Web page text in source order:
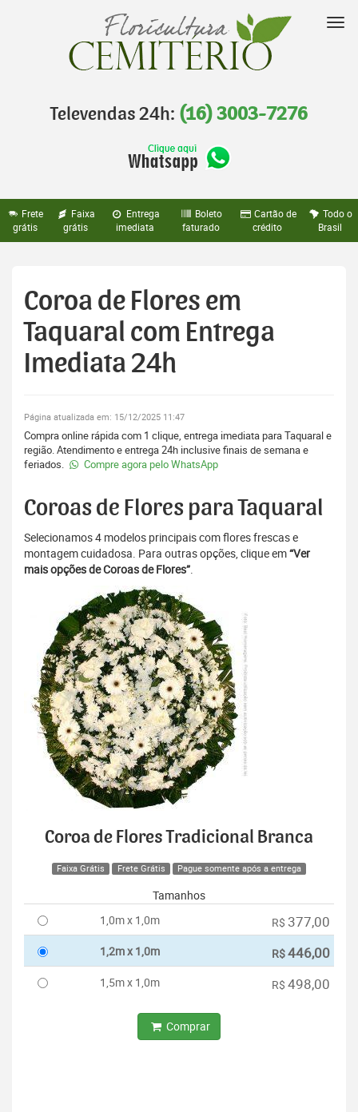
Televendas 24h: (16) 3003-7276
Frete
grátis
Faixa
grátis
Entrega
imediata
Boleto
faturado
Cartão de
crédito
Todo o
Brasil
Coroa de Flores em
Taquaral com Entrega
Imediata 24h
Página atualizada em: 15/12/2025 11:47
Compra online rápida com 1 clique, entrega imediata para Taquaral e
região. Atendimento e entrega 24h inclusive finais de semana e
feriados.
Compre agora pelo WhatsApp
Coroas de Flores para Taquaral
Selecionamos 4 modelos principais com flores frescas e
montagem cuidadosa. Para outras opções, clique em“Ver
mais opções de Coroas de Flores”.
Coroa de Flores Tradicional Branca
Faixa Grátis Frete Grátis Pague somente após a entrega
Tamanhos
1,0m x 1,0m
R$ 377,00
1,2m x 1,0m R$446,00
1,5m x 1,0m R$ 498,00
Comprar